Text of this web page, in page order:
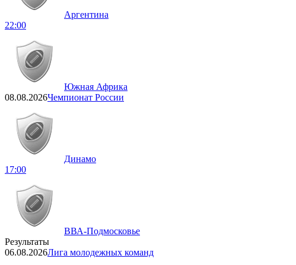
Аргентина
22:00
Южная Африка
08.08.2026Чемпионат России
Динамо
17:00
ВВА-Подмосковье
Результаты
06.08.2026Лига молодежных команд